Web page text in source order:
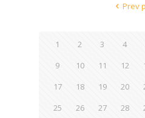
Prev
1 2 3 4
9
10 11 12
17
18 19 20
25
26 27 28